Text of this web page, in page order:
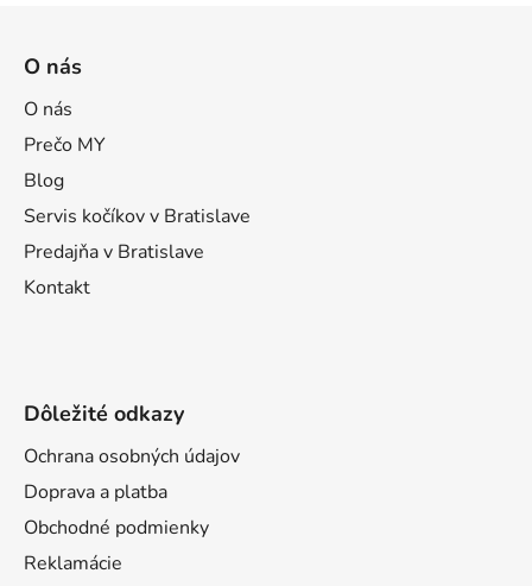
O nás
O nás
Prečo MY
Blog
Servis kočíkov v Bratislave
Predajňa v Bratislave
Kontakt
Dôležité odkazy
Ochrana osobných údajov
Doprava a platba
Obchodné podmienky
Reklamácie